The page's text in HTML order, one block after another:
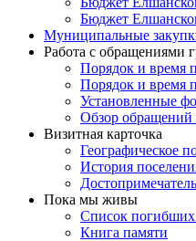
Бюджет
Муниципальные
Работа с обращениями
Порядок и время
Порядок и время
Установленные
Обзор обращений
Визитная карточка
Географическое
История
Пока мы живы
Список
Книга памяти